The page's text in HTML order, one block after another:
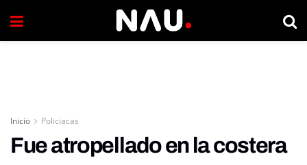
Inicio Policiacas
Fue atropellado en la costera